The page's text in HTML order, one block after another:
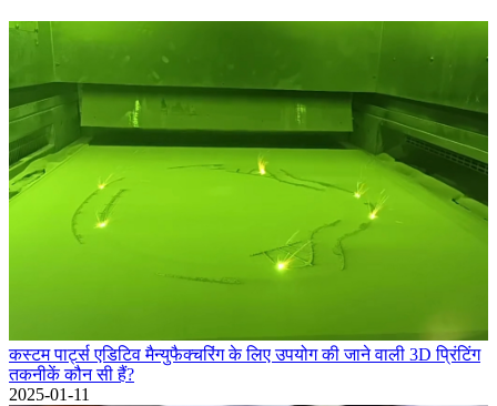
कस्टम पार्ट्स एडिटिव मैन्युफैक्चरिंग के लिए उपयोग की जाने वाली 3D प्रिंटिंग
तकनीकें कौन सी हैं?
2025-01-11